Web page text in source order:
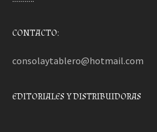
CONTACTO:
consolaytablero@hotmail.com
EDITORIALES Y DISTRIBUIDORAS